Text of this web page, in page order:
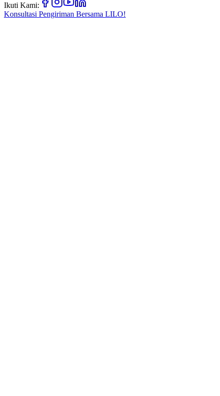
Ikuti Kami:
Konsultasi Pengiriman Bersama LILO!